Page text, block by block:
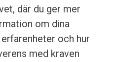
där du ger mer
om dina
och hur
med kraven